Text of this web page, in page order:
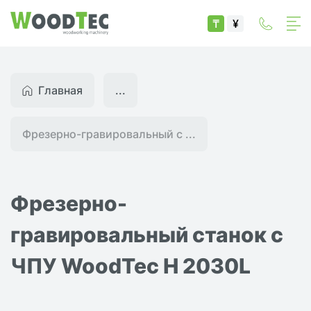
₸ ¥
Главная
Фрезерно-гравировальный с ...
...
Фрезерно-
гравировальный станок с
ЧПУ WoodTec H 2030L